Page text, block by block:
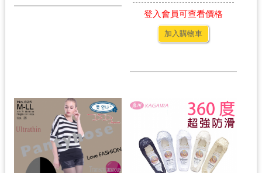
登入會員可查看價格
加入購物車